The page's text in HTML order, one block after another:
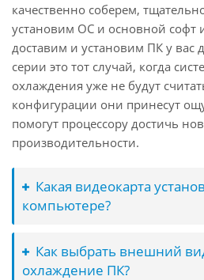
качественно соберем,
установим ОС и основной софт
доставим и установим ПК у вас
серии это тот случай, когда
охлаждения уже не будут
конфигурации они принесут
помогут процессору достичь
производительности.
Какая видеокарта
компьютере?
Как выбрать внешний
охлаждение ПК?